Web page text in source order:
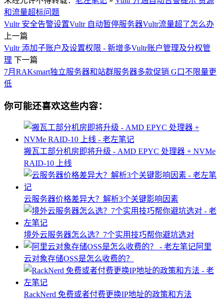
和流量超标问题
Vultr 安全告警设置Vultr 自动暂停服务器Vultr流量超了怎么办
上一篇
Vultr 添加子账户及设置权限 - 新增多Vultr账户管理及分权管
理 下一篇
7月RAKsmart独立服务器和站群服务器多款促销 G口不限量更
低
你可能还喜欢这些内容：
搬瓦工部分机房即将升级 - AMD EPYC 处理器 + NVMe
RAID-10 上线
云服务器价格差异大？解析3个关键影响因素
境外云服务器怎么选？7个实用技巧帮你避坑选对
阿里
云对象存储OSS是怎么收费的？
RackNerd 免费或者付费更换IP地址的政策和方法